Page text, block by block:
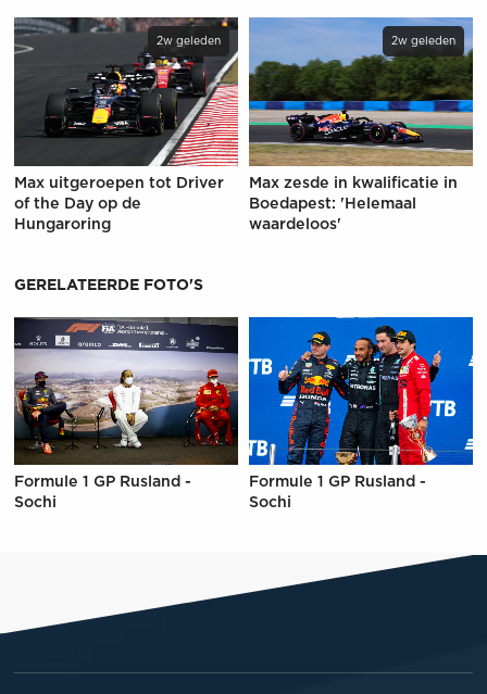
2w geleden
Max uitgeroepen tot Driver
of the Day op de
Hungaroring
2w geleden
Max zesde in kwalificatie in
Boedapest: 'Helemaal
waardeloos'
GERELATEERDE FOTO'S
Formule 1 GP Rusland -
Sochi
Formule 1 GP Rusland -
Sochi